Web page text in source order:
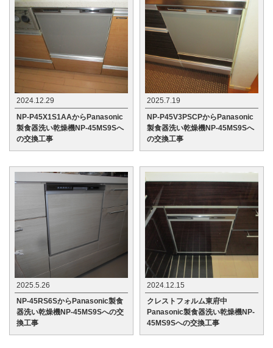
2024.12.29
NP-P45X1S1AAからPanasonic
製食器洗い乾燥機NP-45MS9Sへ
の交換工事
2025.7.19
NP-P45V3PSCPからPanasonic
製食器洗い乾燥機NP-45MS9Sへ
の交換工事
2025.5.26
NP-45RS6SからPanasonic製食
器洗い乾燥機NP-45MS9Sへの交
換工事
2024.12.15
クレストフォルム東府中
Panasonic製食器洗い乾燥機NP-
45MS9Sへの交換工事